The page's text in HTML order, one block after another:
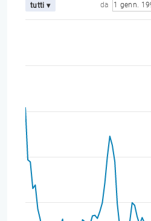
tutti ▾ da 1 genn.